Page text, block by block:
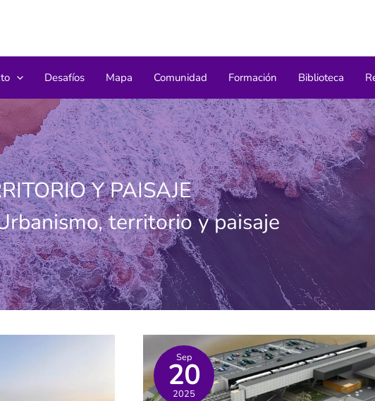
Desafíos Mapa Comunidad Formación Biblioteca
Y PAISAJE
territorio y paisaje
Sep
20
2025